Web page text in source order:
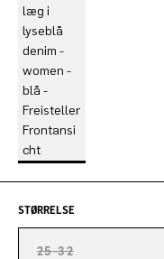
STØRRELSE
25-32